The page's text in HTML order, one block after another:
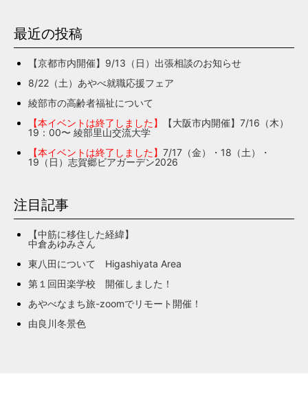
最近の投稿
【京都市内開催】9/13（日）出張相談のお知らせ
8/22（土）あやべ就職応援フェア
綾部市の高齢者福祉について
【本イベントは終了しました】
【大阪市内開催】7/16（木）
19：00〜 綾部里山交流大学
【本イベントは終了しました】 7/17（金）・18（土）・
19（日）志賀郷ビアガーデン2026
注目記事
【中筋に移住した経緯】
中倉あゆみさん
東八田について Higashiyata Area
第１回田楽学校 開催しました！
あやべなまち旅-zoomでリモート開催！
由良川冬景色